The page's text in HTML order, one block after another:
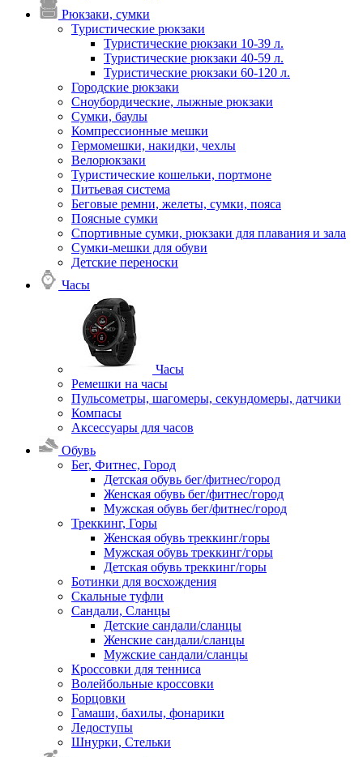
Рюкзаки, сумки
Туристические рюкзаки
Туристические рюкзаки 10-39 л.
Туристические рюкзаки 40-59 л.
Туристические рюкзаки 60-120 л.
Городские рюкзаки
Сноубордические, лыжные рюкзаки
Сумки, баулы
Компрессионные мешки
Гермомешки, накидки, чехлы
Велорюкзаки
Туристические кошельки, портмоне
Питьевая система
Беговые ремни, желеты, сумки, пояса
Поясные сумки
Спортивные сумки, рюкзаки для плавания и зала
Сумки-мешки для обуви
Детские переноски
Часы
Часы
Ремешки на часы
Пульсометры, шагомеры, секундомеры, датчики
Компасы
Аксессуары для часов
Обувь
Бег, Фитнес, Город
Детская обувь бег/фитнес/город
Женская обувь бег/фитнес/город
Мужская обувь бег/фитнес/город
Треккинг, Горы
Женская обувь треккинг/горы
Мужская обувь треккинг/горы
Детская обувь треккинг/горы
Ботинки для восхождения
Скальные туфли
Сандали, Сланцы
Детские сандали/сланцы
Женские сандали/сланцы
Мужские сандали/сланцы
Кроссовки для тенниса
Волейбольные кроссовки
Борцовки
Гамаши, бахилы, фонарики
Ледоступы
Шнурки, Стельки